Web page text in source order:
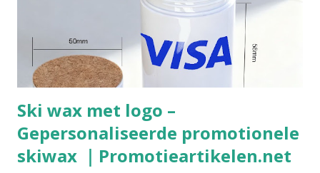
Ski wax met logo –
Gepersonaliseerde promotionele
skiwax ｜Promotieartikelen.net